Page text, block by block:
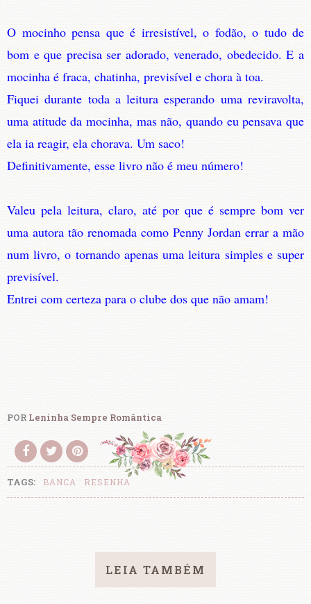
O mocinho pensa que é irresistível, o fodão, o tudo de
bom e que precisa ser adorado, venerado, obedecido. E a
mocinha é fraca, chatinha, previsível e chora à toa.
Fiquei durante toda a leitura esperando uma reviravolta,
uma atitude da mocinha, mas não, quando eu pensava que
ela ia reagir, ela chorava. Um saco!
Definitivamente, esse livro não é meu número!
Valeu pela leitura, claro, até por que é sempre bom ver
uma autora tão renomada como Penny Jordan errar a mão
num livro, o tornando apenas uma leitura simples e super
previsível.
Entrei com certeza para o clube dos que não amam!
POR Leninha Sempre Romântica
TAGS: BANCA RESENHA
LEIA TAMBÉM